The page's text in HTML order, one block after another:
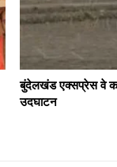
बुंदेलखंड एक्सप्रेस वे
उदघाटन